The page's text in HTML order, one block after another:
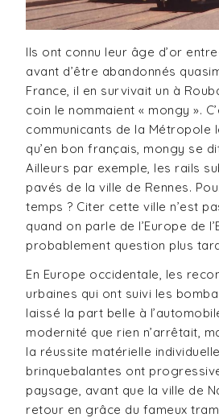
Ils ont connu leur âge d’or
avant d’être abandonnés
France, il en survivait un à
coin le nommaient « mongy ».
communicants de la Métropole
qu’en bon français, mongy se
Ailleurs par exemple, les rails
pavés de la ville de Rennes.
temps ? Citer cette ville n’est
quand on parle de l’Europe de
probablement question plus
En Europe occidentale, les
urbaines qui ont suivi les
laissé la part belle à
modernité que rien n’arrêtait,
la réussite matérielle
brinquebalantes ont
paysage, avant que la ville de
retour en grâce du fameux